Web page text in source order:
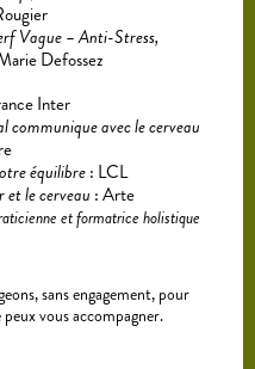
Vague – Anti-Stress,
Defossez
Inter
communique avec le cerveau
équilibre : LCL
le cerveau : Arte
et formatrice holistique
sans engagement, pour
vous accompagner.